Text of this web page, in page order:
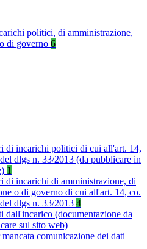
politici, di amministrazione,
di governo 6
di incarichi politici di cui all'art. 14,
dlgs n. 33/2013 (da pubblicare in
1
di incarichi di amministrazione, di
o di governo di cui all'art. 14, co.
dlgs n. 33/2013 4
dall'incarico (documentazione da
sul sito web)
comunicazione dei dati